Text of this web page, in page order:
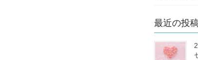
最近の投